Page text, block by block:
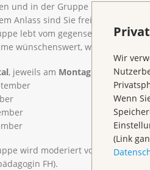
Wir
Wenn
(Link
und in der Gruppe Unterstützung
Anlass sind Sie frei und auch
lebt vom gegenseitigen
wünschenswert, wenn auch
, jeweils am Montag von 17 bis
wird moderiert von der
FH).